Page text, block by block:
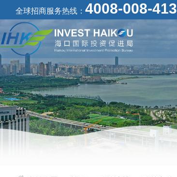
全球招商服务热线： 4008-008-413